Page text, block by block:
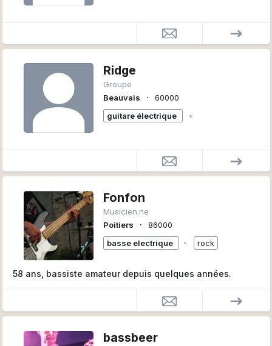
Ridge
Groupe
Beauvais
∙
60000
guitare électrique
+
Fonfon
Musicien.ne
Poitiers
∙
86000
basse electrique
∙ rock
58 ans, bassiste amateur depuis quelques années.
bassbeer